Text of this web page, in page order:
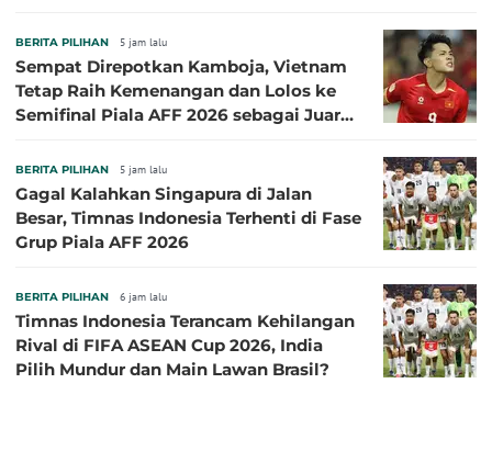
BERITA PILIHAN 5 jam lalu
Sempat Direpotkan Kamboja, Vietnam
Tetap Raih Kemenangan dan Lolos ke
Semifinal Piala AFF 2026 sebagai Juara
BERITA PILIHAN 5 jam lalu
Gagal Kalahkan Singapura di Jalan
Besar, Timnas Indonesia Terhenti di Fase
Grup Piala AFF 2026
BERITA PILIHAN 6 jam lalu
Timnas Indonesia Terancam Kehilangan
Rival di FIFA ASEAN Cup 2026, India
Pilih Mundur dan Main Lawan Brasil?